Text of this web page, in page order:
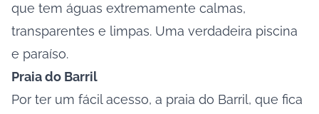
que tem águas extremamente calmas,
transparentes e limpas. Uma verdadeira piscina
e paraíso.
Praia do Barril
Por ter um fácil acesso, a praia do Barril, que fica